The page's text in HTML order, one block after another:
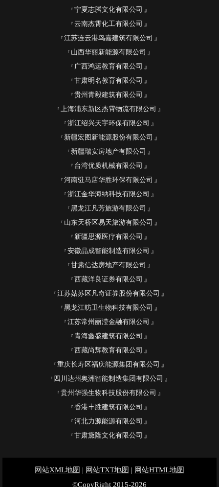
宁夏志腾文化有限公司
云南杰霄化工有限公司
江苏连云港鸟嘉建筑有限公司
山西华丽新能源有限公司
广西鸿运教育有限公司
甘肃明名教育有限公司
贵州青毅建筑有限公司
上海浦东新区杰霄物流有限公司
浙江绍兴天宇环保有限公司
新疆宏图新能源股份有限公司
新疆瑞安房地产有限公司
台湾优质机械有限公司
河南驻马店华胜环保有限公司
浙江金华海纳科技有限公司
黑龙江凡芳旅游有限公司
山东天桥区易天旅游有限公司
新疆思源医疗有限公司
安徽晶成智能制造有限公司
甘肃信达房地产有限公司
西藏洋良证券有限公司
江苏姑苏区凡奇证券股份有限公司
黑龙江昉卫生物科技有限公司
江苏常州丽滢金融有限公司
青海鑫盛建筑有限公司
西藏尚辉教育有限公司
重庆长寿区福庆能源集团有限公司
四川达州奥洲智能制造集团有限公司
贵州华强生物科技股份有限公司
香港丰胜建筑有限公司
河北力源能源有限公司
甘肃黛隆文化有限公司
网站XML地图 | 网站TXT地图 | 网站HTML地图
©CopyRight 2015-2026